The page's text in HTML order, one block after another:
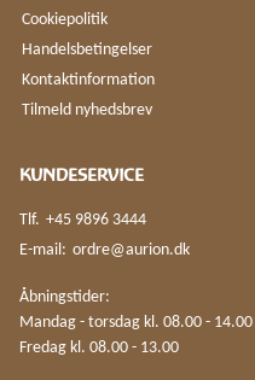
Cookiepolitik
Handelsbetingelser
Kontaktinformation
Tilmeld nyhedsbrev
KUNDESERVICE
Tlf. +45 9896 3444
E-mail: ordre@aurion.dk
Åbningstider:
Mandag - torsdag kl. 08.00 - 14.00
Fredag kl. 08.00 - 13.00